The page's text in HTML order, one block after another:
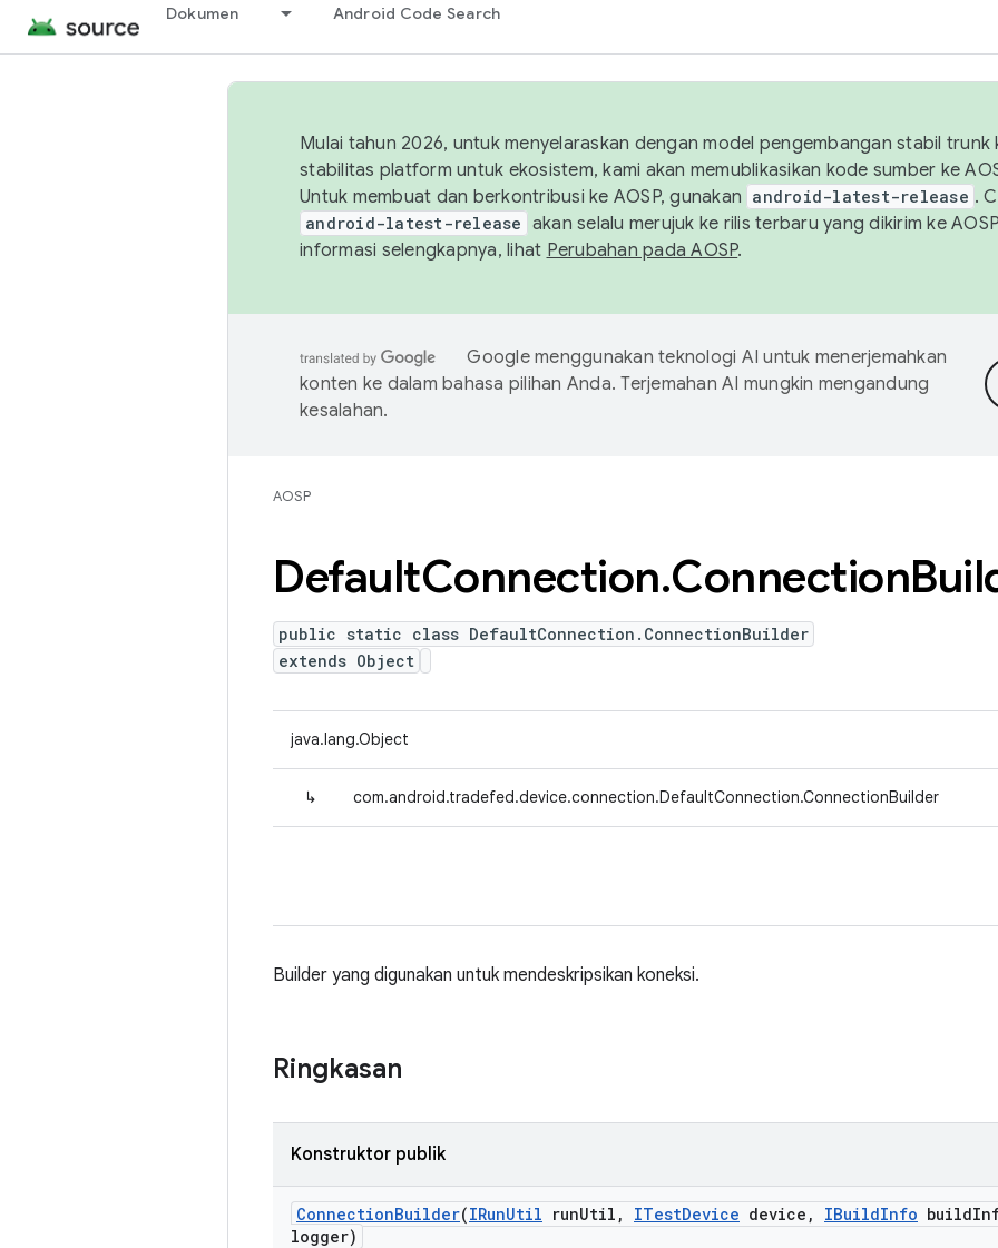
Dokumen Android Code Search
Mulai tahun 2026, untuk menyelaraskan dengan model pengembangan stabil trunk
stabilitas platform untuk ekosistem, kami akan memublikasikan kode sumber ke
Untuk membuat dan berkontribusi ke AOSP, gunakan android-latest-release .
android-latest-release akan selalu merujuk ke rilis terbaru yang dikirim ke
informasi selengkapnya, lihat Perubahan pada AOSP.
Google menggunakan teknologi AI untuk menerjemahkan
konten ke dalam bahasa pilihan Anda. Terjemahan AI mungkin mengandung
kesalahan.
AOSP
DefaultConnection.Connection
public static class DefaultConnection.ConnectionBuilder
extends Object
java.lang.Object
↳ com.android.tradefed.device.connection.DefaultConnection.ConnectionBuilder
Builder yang digunakan untuk mendeskripsikan koneksi.
Ringkasan
Konstruktor publik
ConnectionBuilder(IRunUtil runUtil , ITestDevice device , IBuildInfo build
logger)